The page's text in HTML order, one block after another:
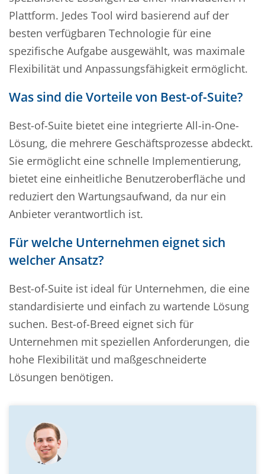
Plattform. Jedes Tool wird basierend auf der
besten verfügbaren Technologie für eine
spezifische Aufgabe ausgewählt, was maximale
Flexibilität und Anpassungsfähigkeit ermöglicht.
Was sind die Vorteile von Best-of-Suite?
Best-of-Suite bietet eine integrierte All-in-One-
Lösung, die mehrere Geschäftsprozesse abdeckt.
Sie ermöglicht eine schnelle Implementierung,
bietet eine einheitliche Benutzeroberfläche und
reduziert den Wartungsaufwand, da nur ein
Anbieter verantwortlich ist.
Für welche Unternehmen eignet sich
welcher Ansatz?
Best-of-Suite ist ideal für Unternehmen, die eine
standardisierte und einfach zu wartende Lösung
suchen. Best-of-Breed eignet sich für
Unternehmen mit speziellen Anforderungen, die
hohe Flexibilität und maßgeschneiderte
Lösungen benötigen.